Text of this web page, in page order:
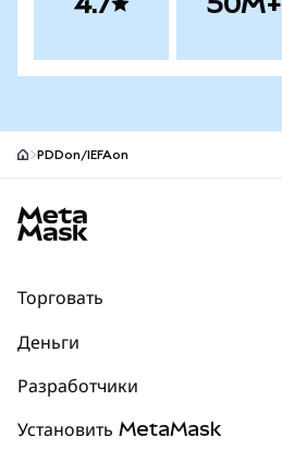
PDDon/IEFAon
Торговать
Прогнозы
Перпы НОВИНКА
Деньги
mUSD
Разработчики
Установить MetaMask